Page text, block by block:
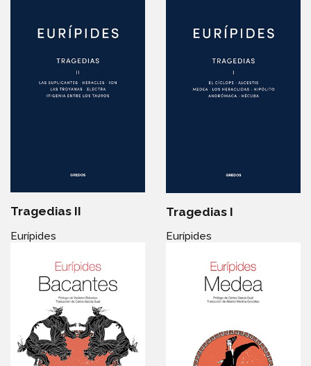
Tragedias II
Eurípides
Tragedias I
Eurípides